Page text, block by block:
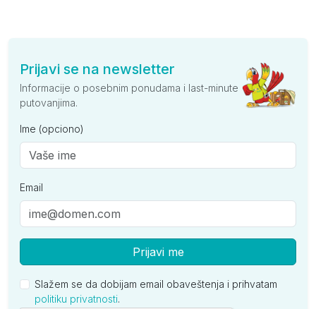
Prijavi se na newsletter
Informacije o posebnim ponudama i last-minute
putovanjima.
Ime (opciono)
Email
Prijavi me
Slažem se da dobijam email obaveštenja i prihvatam
politiku privatnosti.